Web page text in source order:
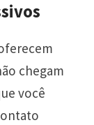
chegam
você